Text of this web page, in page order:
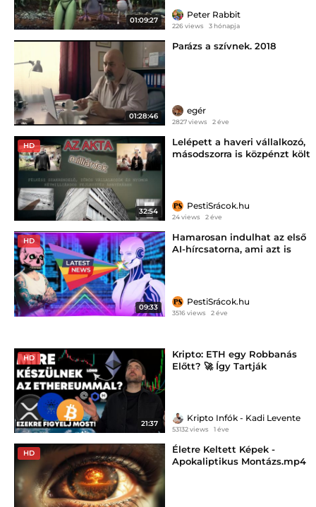
01:09:27
Peter Rabbit
226 views 3 hónapja
01:28:46
Parázs a szívnek. 2018
egér
2827 views 2 éve
HD
32:54
Lelépett a haveri vállalkozó,
másodszorra is közpénzt költ
PestiSrácok.hu
24 views 2 éve
HD
09:33
Hamarosan indulhat az első
AI-hírcsatorna, ami azt is
PestiSrácok.hu
3516 views 2 éve
HD
21:37
Kripto: ETH egy Robbanás
Előtt? 🚀 Így Tartják
Kripto Infók - Kadi Levente
53132 views 1 éve
HD
Életre Keltett Képek -
Apokaliptikus Montázs.mp4